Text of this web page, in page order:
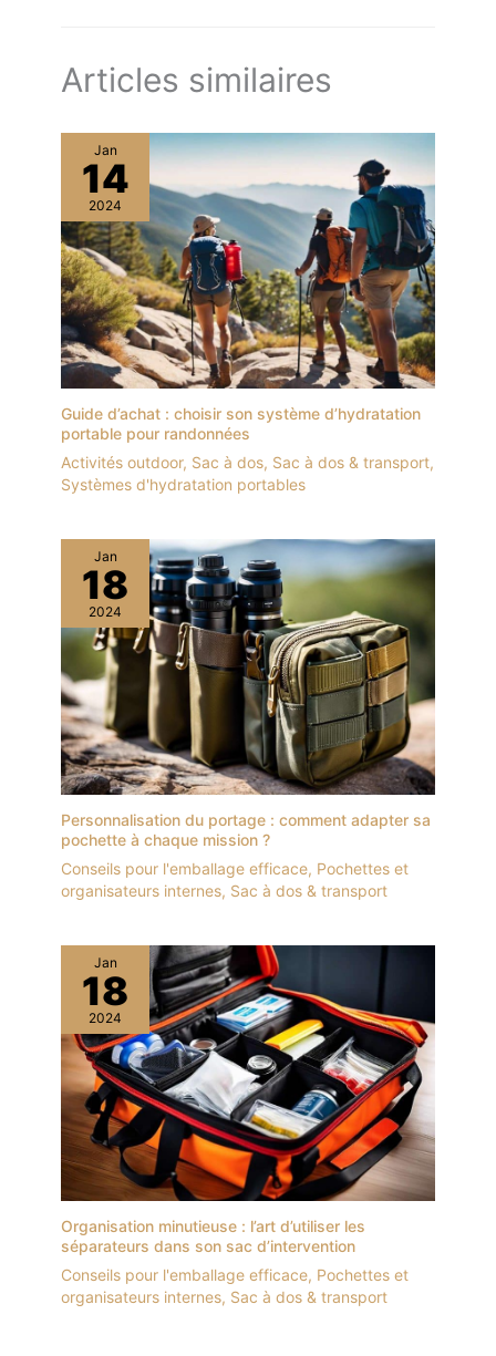
Articles similaires
Jan
14
2024
Guide d’achat : choisir son système d’hydratation
portable pour randonnées
Activités outdoor, Sac à dos, Sac à dos & transport,
Systèmes d'hydratation portables
Jan
18
2024
Personnalisation du portage : comment adapter sa
pochette à chaque mission ?
Conseils pour l'emballage efficace, Pochettes et
organisateurs internes, Sac à dos & transport
Jan
18
2024
Organisation minutieuse : l’art d’utiliser les
séparateurs dans son sac d’intervention
Conseils pour l'emballage efficace, Pochettes et
organisateurs internes, Sac à dos & transport